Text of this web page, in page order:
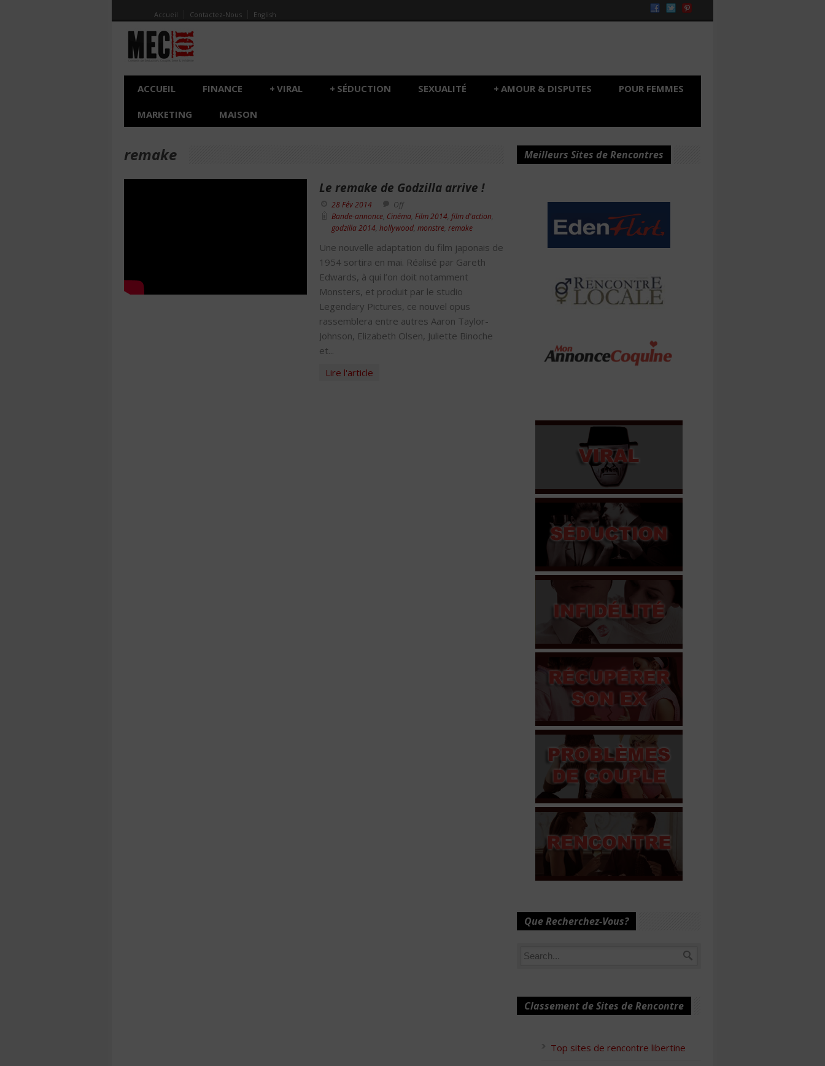
Accueil Contactez-Nous English
ACCUEIL FINANCE VIRAL
+ SÉDUCTION
+ SEXUALITÉ AMOUR & DISPUTES
+ POUR FEMMES
MARKETING MAISON
remake
Le remake de Godzilla arrive !
28 Fév 2014
Off
Bande-annonce, Cinéma, Film 2014 film d'action
godzilla 2014 hollywood, monstre, remake
Une nouvelle adaptation du film japonais de
1954 sortira en mai. Réalisé par Gareth
Edwards, à qui l’on doit notamment
Monsters, et produit par le studio
Legendary Pictures, ce nouvel opus
rassemblera entre autres Aaron Taylor-
Johnson, Elizabeth Olsen, Juliette Binoche
et...
Lire l'article
Meilleurs Sites de Rencontres
Que Recherchez-Vous?
Classement de Sites de Rencontre
Top sites de rencontre libertine